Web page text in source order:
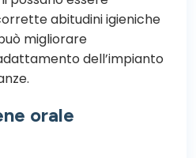
abitudini igieniche
migliorare
dell’impianto
orale